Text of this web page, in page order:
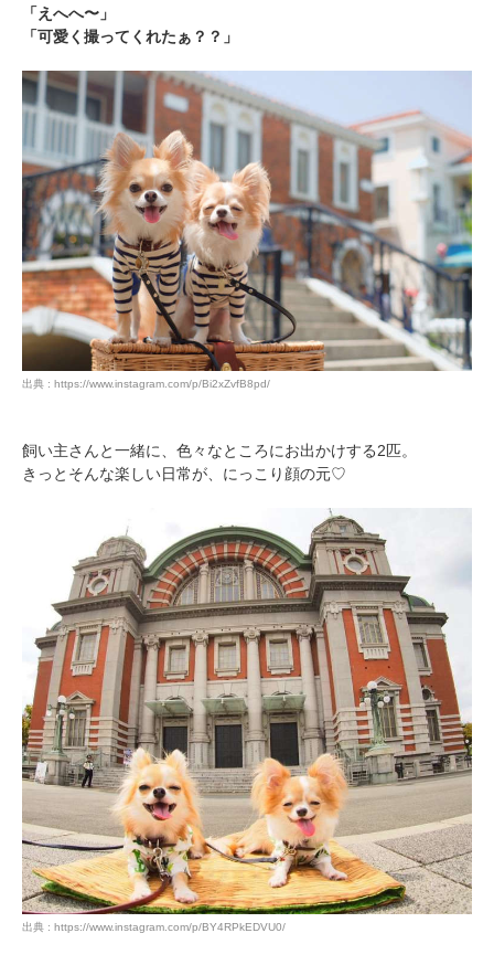
「えへへ〜」
「可愛く撮ってくれたぁ？？」
出典 : https://www.instagram.com/p/Bi2xZvfB8pd/
飼い主さんと一緒に、色々なところにお出かけする2匹。
きっとそんな楽しい日常が、にっこり顔の元♡
出典 : https://www.instagram.com/p/BY4RPkEDVU0/